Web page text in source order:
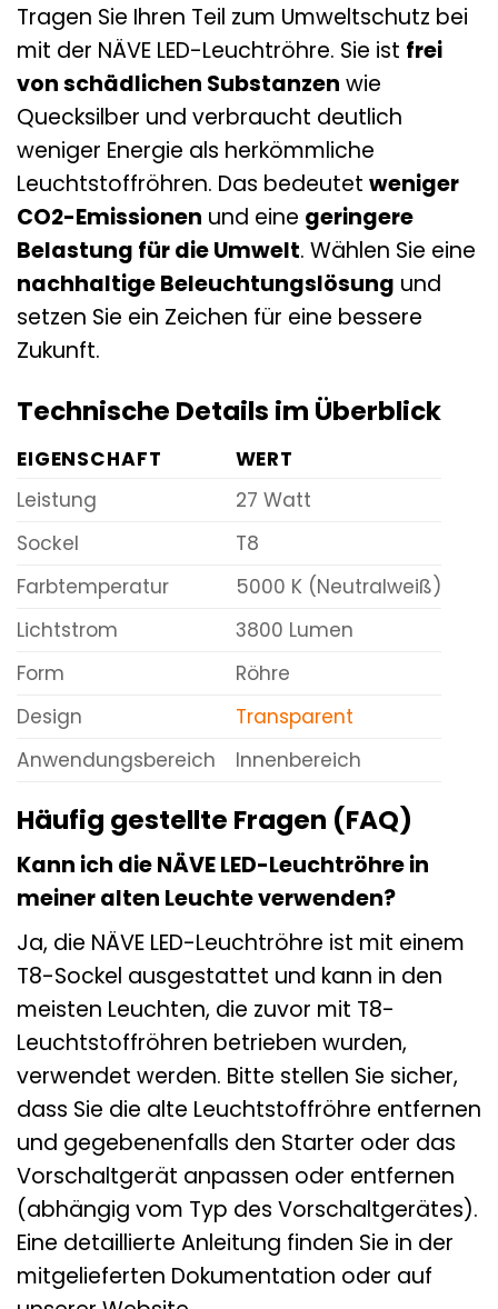
Tragen Sie Ihren Teil zum Umweltschutz bei
mit der NÄVE LED-Leuchtröhre. Sie ist frei
von schädlichen Substanzen wie
Quecksilber und verbraucht deutlich
weniger Energie als herkömmliche
Leuchtstoffröhren. Das bedeutet weniger
CO2-Emissionen und eine geringere
Belastung für die Umwelt. Wählen Sie eine
nachhaltige Beleuchtungslösung und
setzen Sie ein Zeichen für eine bessere
Zukunft.
Technische Details im Überblick
EIGENSCHAFT
WERT
Leistung
27 Watt
Sockel
T8
Farbtemperatur
5000 K (Neutralweiß)
Lichtstrom
3800 Lumen
Form
Röhre
Design
Transparent
Anwendungsbereich
Innenbereich
Häufig gestellte Fragen (FAQ)
Kann ich die NÄVE LED-Leuchtröhre in
meiner alten Leuchte verwenden?
Ja, die NÄVE LED-Leuchtröhre ist mit einem
T8-Sockel ausgestattet und kann in den
meisten Leuchten, die zuvor mit T8-
Leuchtstoffröhren betrieben wurden,
verwendet werden. Bitte stellen Sie sicher,
dass Sie die alte Leuchtstoffröhre entfernen
und gegebenenfalls den Starter oder das
Vorschaltgerät anpassen oder entfernen
(abhängig vom Typ des Vorschaltgerätes).
Eine detaillierte Anleitung finden Sie in der
mitgelieferten Dokumentation oder auf